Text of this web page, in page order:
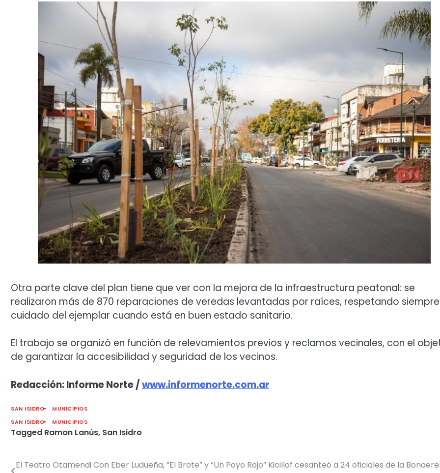
Otra parte clave del plan tiene que ver con la mejora de la infraestructura peatonal: se
realizaron más de 870 reparaciones de veredas levantadas por raíces, respetando
cuidado del ejemplar cuando está en buen estado sanitario.
El trabajo se organizó en función de relevamientos previos y reclamos vecinales, con el
de garantizar la accesibilidad y seguridad de los vecinos.
Redacción: Informe Norte /www.informenorte.com.ar
SAN ISIDRO
MUNICIPIOS
SAN ISIDRO
MUNICIPIOS
Tagged Ramon Lanús, San Isidro
Navegación
El Teatro Otamendi Con Eber Ludueña, “El Brote” y “Un Poyo Rojo” Kicillof cesanteó a 24 oficiales de la